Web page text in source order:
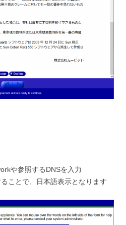
や参照するDNSを入力
ことで、日本語表示となります